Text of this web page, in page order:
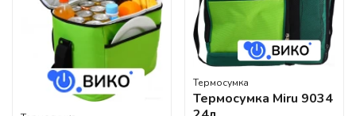
Термосумка
Термосумка Miru 9034